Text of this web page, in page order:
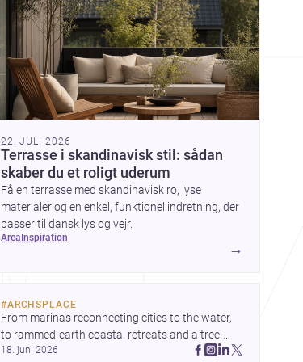
22. JULI 2026
Terrasse i skandinavisk stil: sådan
skaber du et roligt uderum
Få en terrasse med skandinavisk ro, lyse
materialer og en enkel, funktionel indretning, der
passer til dansk lys og vejr.
area inspiration
→
#ARCHSPLACE
From marinas reconnecting cities to the water,
to rammed-earth coastal retreats and a tree-
filled Osaka rest area, these projects show
18. juni 2026